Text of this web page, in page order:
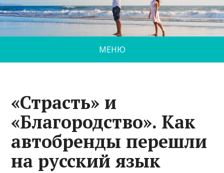
МЕНЮ
«Страсть» и
«Благородство». Как
автобренды перешли
на русский язык